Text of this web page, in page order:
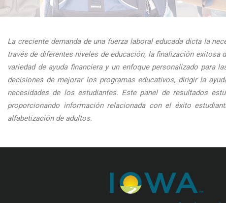
La creciente demanda de una fuerza laboral educada dicta la
través de diferentes niveles de educación, la finalización
variedad de ayuda financiera y un enfoque personalizado para
decisiones de mejorar los programas educativos, dirigir la
necesidades de los estudiantes. Este panel de resultados
proporcionando información relacionada con el éxito
alfabetización de adultos.